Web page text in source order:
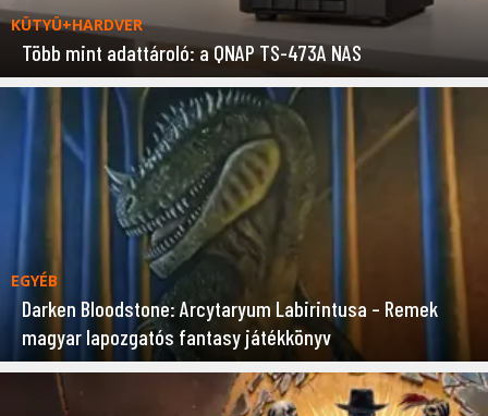
KÜTYÜ+HARDVER
Több mint adattároló: a QNAP TS-473A NAS
EGYÉB
Darken Bloodstone: Arcytaryum Labirintusa – Remek
magyar lapozgatós fantasy játékkönyv